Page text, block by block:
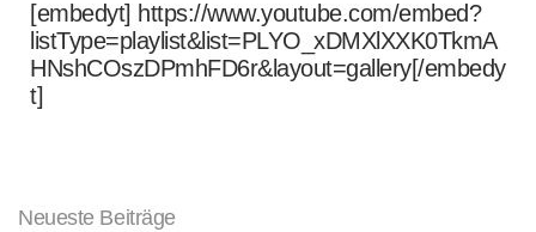
[embedyt] https://www.youtube.com/embed?
listType=playlist&list=PLYO_xDMXlXXK0TkmA
HNshCOszDPmhFD6r&layout=gallery[/embedy
t]
Neueste Beiträge